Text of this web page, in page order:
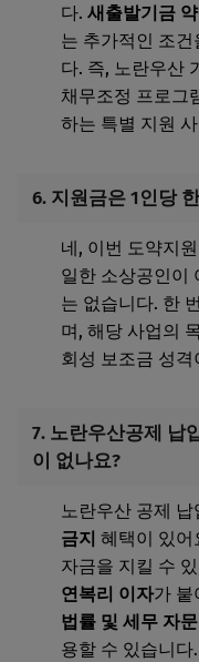
다. 새출발기금
는 추가적인 조
다. 즉, 노란우산
채무조정 프로그
하는 특별 지원
6. 지원금은 1인당
네, 이번 도약지
일한 소상공인이
는 없습니다. 한
며, 해당 사업의
회성 보조금 성격
7. 노란우산공제 납
이 없나요?
노란우산 공제
금지 혜택이 있어
자금을 지킬 수
연복리 이자가 붙
법률 및 세무 자
용할 수 있습니다.